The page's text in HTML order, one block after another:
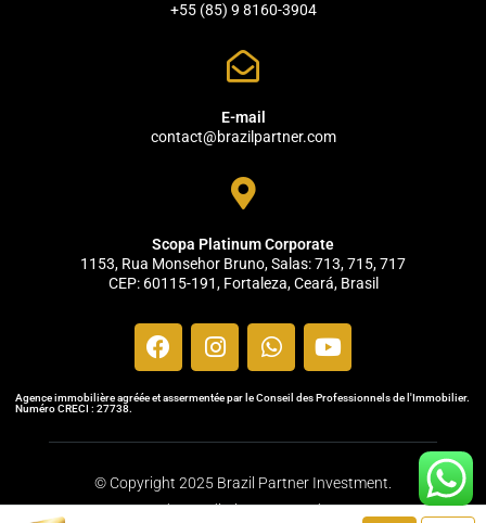
+55 (85) 9 8160-3904
E-mail
contact@brazilpartner.com
Scopa Platinum Corporate
1153, Rua Monsehor Bruno, Salas: 713, 715, 717
CEP: 60115-191, Fortaleza, Ceará, Brasil
Agence immobilière agréée et assermentée par le Conseil des Professionnels de l'Immobilier.
Numéro CRECI : 27738.
© Copyright 2025 Brazil Partner Investment.
Todos os direitos reservados.